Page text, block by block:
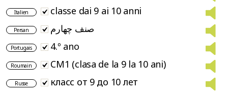
Italien classe dai 9 ai 10 anni
Persan صنف چهارم
Portugais 4.º ano
Roumain CM1 (clasa de la 9 la 10 ani)
Russe класс от 9 до 10 лет